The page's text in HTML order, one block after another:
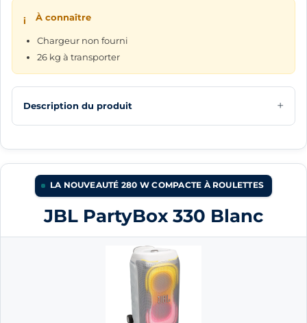
i À connaître
Chargeur non fourni
26 kg à transporter
Description du produit
LA NOUVEAUTÉ 280 W COMPACTE À ROULETTES
JBL PartyBox 330 Blanc